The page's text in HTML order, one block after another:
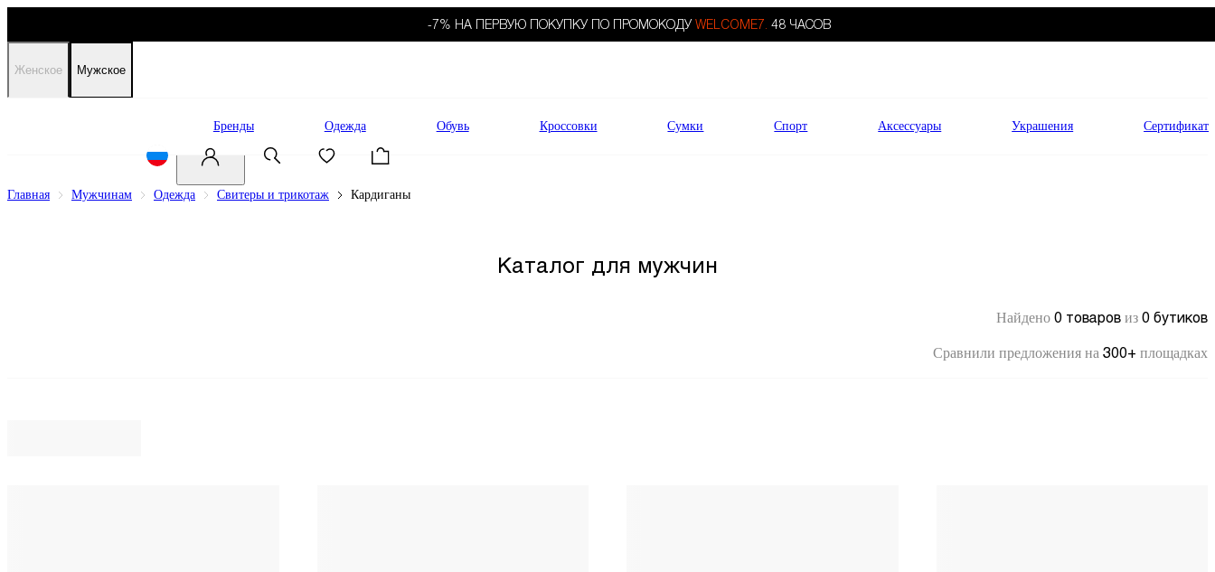
-7% НА ПЕРВУЮ ПОКУПКУ ПО ПРОМОКОДУ WELCOME7. 48 ЧАСОВ
Женское Мужское
Бренды Одежда Обувь Кроссовки Сумки Спорт Аксессуары Украшения Сертификат
Главная Мужчинам Одежда Свитеры и трикотаж Кардиганы
Каталог для мужчин
Найдено 0 товаров из 0 бутиков
Сравнили предложения на 300+ площадках